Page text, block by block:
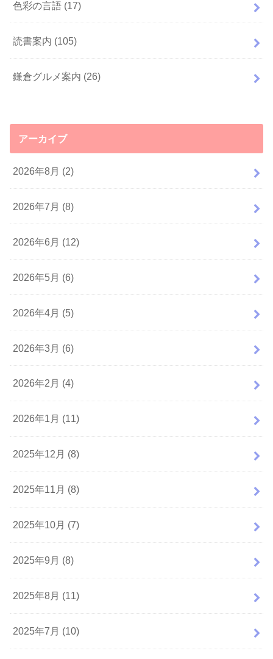
色彩の言語 (17)
読書案内 (105)
鎌倉グルメ案内 (26)
アーカイブ
2026年8月 (2)
2026年7月 (8)
2026年6月 (12)
2026年5月 (6)
2026年4月 (5)
2026年3月 (6)
2026年2月 (4)
2026年1月 (11)
2025年12月 (8)
2025年11月 (8)
2025年10月 (7)
2025年9月 (8)
2025年8月 (11)
2025年7月 (10)